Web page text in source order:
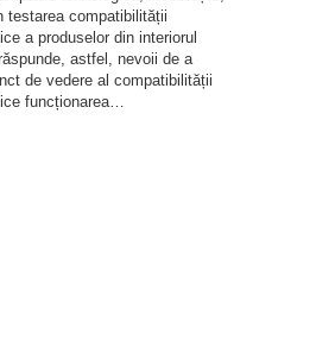
testarea compatibilității
a produselor din interiorul
astfel, nevoii de a
de vedere al compatibilității
funcționarea…